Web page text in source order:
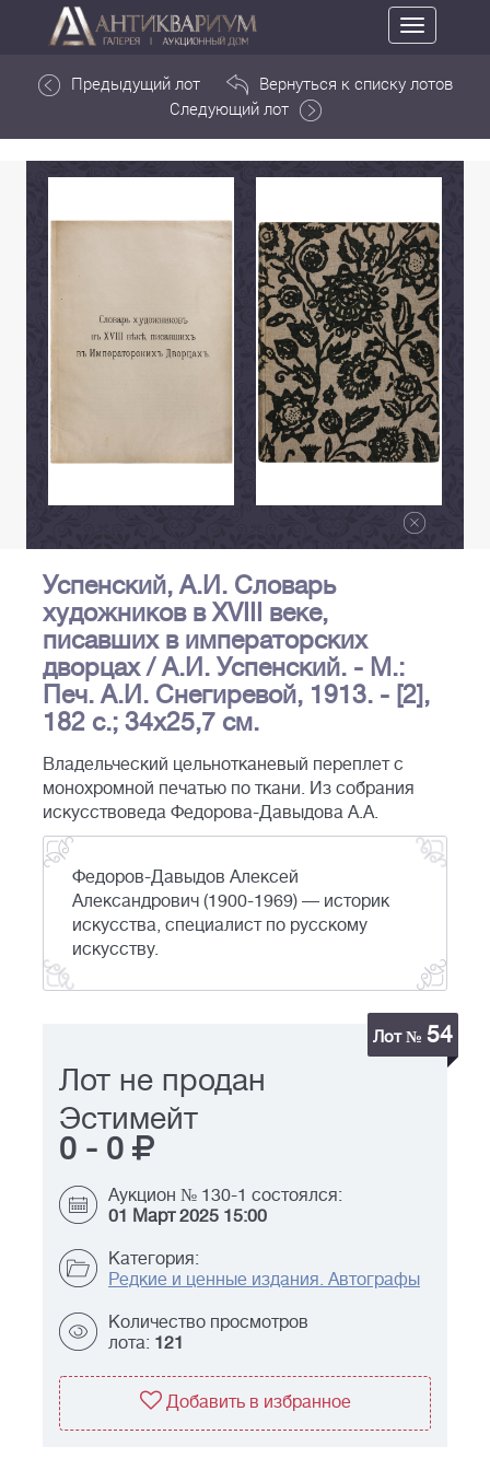
Toggle
navigation
Предыдущий лот
Вернуться к списку лотов
Следующий лот
Успенский, А.И. Словарь
художников в XVIII веке,
писавших в императорских
дворцах / А.И. Успенский. - М.:
Печ. А.И. Снегиревой, 1913. - [2],
182 с.; 34х25,7 см.
Владельческий цельнотканевый переплет с
монохромной печатью по ткани. Из собрания
искусствоведа Федорова-Давыдова А.А.
Федоров-Давыдов Алексей
Александрович (1900-1969) — историк
искусства, специалист по русскому
искусству.
Лот № 54
Лот не продан
Эстимейт
0 - 0
Аукцион № 130-1 состоялся:
01 Март 2025 15:00
Категория:
Редкие и ценные издания. Автографы
Количество просмотров
лота: 121
Добавить в избранное